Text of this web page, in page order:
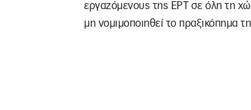
εργαζόμενους της ΕΡΤ σε όλη τη
μη νομιμοποιηθεί το πραξικόπημα